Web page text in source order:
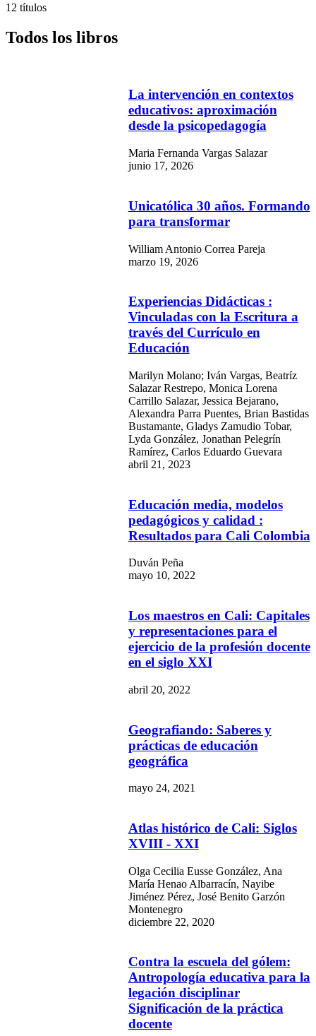
12 títulos
Todos los libros
La intervención en contextos
educativos: aproximación
desde la psicopedagogía
Maria Fernanda Vargas Salazar
junio 17, 2026
Unicatólica 30 años. Formando
para transformar
William Antonio Correa Pareja
marzo 19, 2026
Experiencias Didácticas :
Vinculadas con la Escritura a
través del Currículo en
Educación
Marilyn Molano; Iván Vargas, Beatríz
Salazar Restrepo, Monica Lorena
Carrillo Salazar, Jessica Bejarano,
Alexandra Parra Puentes, Brian Bastidas
Bustamante, Gladys Zamudio Tobar,
Lyda González, Jonathan Pelegrín
Ramírez, Carlos Eduardo Guevara
abril 21, 2023
Educación media, modelos
pedagógicos y calidad :
Resultados para Cali Colombia
Duván Peña
mayo 10, 2022
Los maestros en Cali: Capitales
y representaciones para el
ejercicio de la profesión docente
en el siglo XXI
abril 20, 2022
Geografiando: Saberes y
prácticas de educación
geográfica
mayo 24, 2021
Atlas histórico de Cali: Siglos
XVIII - XXI
Olga Cecilia Eusse González, Ana
María Henao Albarracín, Nayibe
Jiménez Pérez, José Benito Garzón
Montenegro
diciembre 22, 2020
Contra la escuela del gólem:
Antropología educativa para la
legación disciplinar
Significación de la práctica
docente